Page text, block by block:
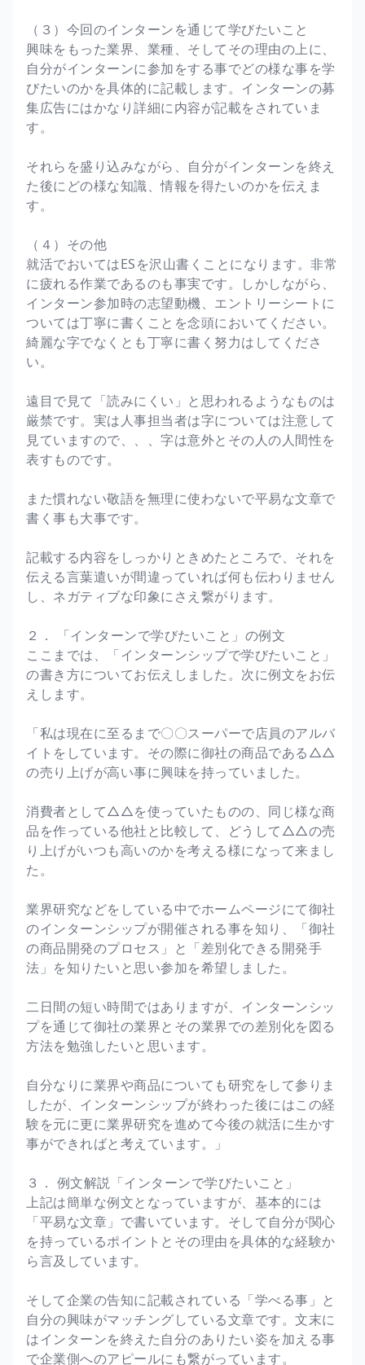
（３）今回のインターンを通じて学びたいこと
興味をもった業界、業種、そしてその理由の上に、
自分がインターンに参加をする事でどの様な事を学
びたいのかを具体的に記載します。インターンの募
集広告にはかなり詳細に内容が記載をされていま
す。
それらを盛り込みながら、自分がインターンを終え
た後にどの様な知識、情報を得たいのかを伝えま
す。
（４）その他
就活でおいてはESを沢山書くことになります。非常
に疲れる作業であるのも事実です。しかしながら、
インターン参加時の志望動機、エントリーシートに
ついては丁寧に書くことを念頭においてください。
綺麗な字でなくとも丁寧に書く努力はしてくださ
い。
遠目で見て「読みにくい」と思われるようなものは
厳禁です。実は人事担当者は字については注意して
見ていますので、、、字は意外とその人の人間性を
表すものです。
また慣れない敬語を無理に使わないで平易な文章で
書く事も大事です。
記載する内容をしっかりときめたところで、それを
伝える言葉遣いが間違っていれば何も伝わりません
し、ネガティブな印象にさえ繋がります。
２． 「インターンで学びたいこと」の例文
ここまでは、「インターンシップで学びたいこと」
の書き方についてお伝えしました。次に例文をお伝
えします。
「私は現在に至るまで〇〇スーパーで店員のアルバ
イトをしています。その際に御社の商品である△△
の売り上げが高い事に興味を持っていました。
消費者として△△を使っていたものの、同じ様な商
品を作っている他社と比較して、どうして△△の売
り上げがいつも高いのかを考える様になって来まし
た。
業界研究などをしている中でホームページにて御社
のインターンシップが開催される事を知り、「御社
の商品開発のプロセス」と「差別化できる開発手
法」を知りたいと思い参加を希望しました。
二日間の短い時間ではありますが、インターンシッ
プを通じて御社の業界とその業界での差別化を図る
方法を勉強したいと思います。
自分なりに業界や商品についても研究をして参りま
したが、インターンシップが終わった後にはこの経
験を元に更に業界研究を進めて今後の就活に生かす
事ができればと考えています。」
３． 例文解説「インターンで学びたいこと」
上記は簡単な例文となっていますが、基本的には
「平易な文章」で書いています。そして自分が関心
を持っているポイントとその理由を具体的な経験か
ら言及しています。
そして企業の告知に記載されている「学べる事」と
自分の興味がマッチングしている文章です。文末に
はインターンを終えた自分のありたい姿を加える事
で企業側へのアピールにも繋がっています。